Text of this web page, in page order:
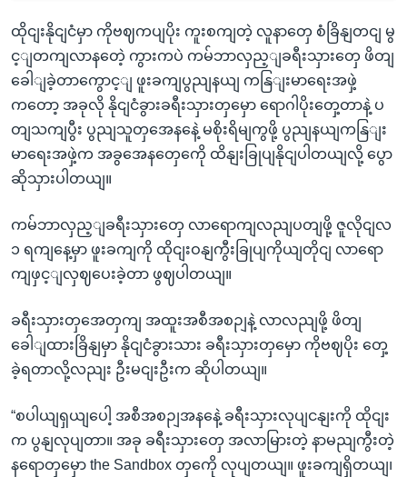
ထိုငျးနိုငျငံမှာ ကိုဗဈကပျပိုး ကူးစကျတဲ့ လူနာတှေ စံခြိနျတငျ မွ
င့ျတကျလာနတေဲ့ ကွားကပဲ ကမ်ဘာလှည့ျခရီးသှားတှေ ဖိတျ
ခေါျခဲ့တာကွောင့ျ ဖူးခကျပွညျနယျ ကနြျးမာရေးအဖှဲ့
ကတော့ အခုလို နိုငျငံခွားခရီးသှားတှမှော ရောဂါပိုးတှေ့တာနဲ့ ပ
တျသကျပွီး ပွညျသူတှအေနနေဲ့ မစိုးရိမျကွဖို့ ပွညျနယျကနြျး
မာရေးအဖှဲ့က အခွအေနတှေကေို ထိနျးခြုပျနိုငျပါတယျလို့ ပွော
ဆိုသှားပါတယျ။
ကမ်ဘာလှည့ျခရီးသှားတှေ လာရောကျလညျပတျဖို့ ဇူလိုငျလ
၁ ရကျနေ့မှာ ဖူးခကျကို ထိုငျးဝနျကွီးခြုပျကိုယျတိုငျ လာရော
ကျဖှင့ျလှဈပေးခဲ့တာ ဖွဈပါတယျ။
ခရီးသှားတှအေတှကျ အထူးအစီအစဉျနဲ့ လာလညျဖို့ ဖိတျ
ခေါျထားခြိနျမှာ နိုငျငံခွားသား ခရီးသှားတှမှော ကိုဗဈပိုး တှေ့
ခဲ့ရတာလို့လညျး ဦးမငျးဦးက ဆိုပါတယျ။
“စပါယျရှယျပေါ့ အစီအစဉျအနနေဲ့ ခရီးသှားလုပျငနျးကို ထိုငျး
က ပွနျလုပျတာ။ အခု ခရီးသှားတှေ အလာမြားတဲ့ နာမညျကွီးတဲ့
နရောတှမှော the Sandbox တှကေို လုပျတယျ။ ဖူးခကျရှိတယျ၊